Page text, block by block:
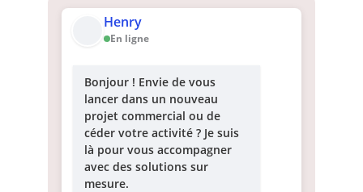
Henry
En ligne
Bonjour ! Envie de vous
lancer dans un nouveau
projet commercial ou de
céder votre activité ? Je suis
là pour vous accompagner
avec des solutions sur
mesure.